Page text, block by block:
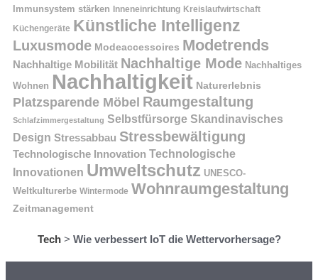
Immunsystem stärken Inneneinrichtung Kreislaufwirtschaft
Küchengeräte Künstliche Intelligenz
Luxusmode Modeaccessoires Modetrends
Nachhaltige Mobilität Nachhaltige Mode Nachhaltiges
Wohnen Nachhaltigkeit Naturerlebnis
Platzsparende Möbel Raumgestaltung
Schlafzimmergestaltung Selbstfürsorge Skandinavisches
Design Stressabbau Stressbewältigung
Technologische Innovation Technologische
Innovationen Umweltschutz UNESCO-
Weltkulturerbe Wintermode Wohnraumgestaltung
Zeitmanagement
Tech> Wie verbessert IoT die Wettervorhersage?